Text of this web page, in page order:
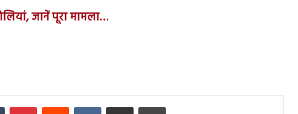
जानें पूरा मामला…
Tumblr PinterestReddit VKontakteShare via Email Print